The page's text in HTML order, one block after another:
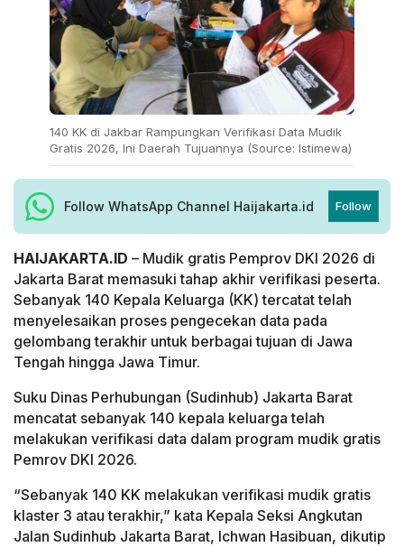
140 KK di Jakbar Rampungkan Verifikasi Data Mudik
Gratis 2026, Ini Daerah Tujuannya (Source: Istimewa)
Follow WhatsApp Channel Haijakarta.id Follow
HAIJAKARTA.ID – Mudik gratis Pemprov DKI 2026 di
Jakarta Barat memasuki tahap akhir verifikasi peserta.
Sebanyak 140 Kepala Keluarga (KK) tercatat telah
menyelesaikan proses pengecekan data pada
gelombang terakhir untuk berbagai tujuan di Jawa
Tengah hingga Jawa Timur.
Suku Dinas Perhubungan (Sudinhub) Jakarta Barat
mencatat sebanyak 140 kepala keluarga telah
melakukan verifikasi data dalam program mudik gratis
Pemrov DKI 2026.
“Sebanyak 140 KK melakukan verifikasi mudik gratis
klaster 3 atau terakhir,” kata Kepala Seksi Angkutan
Jalan Sudinhub Jakarta Barat, Ichwan Hasibuan, dikutip